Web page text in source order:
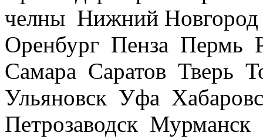
челны Нижний
Оренбург Пенза Пермь
Самара Саратов Тверь
Ульяновск Уфа
Петрозаводск Мурманск